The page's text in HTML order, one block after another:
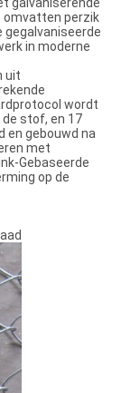
galvaniserende
omvatten perzik
gegalvaniseerde
in moderne
uit
wordt
de stof, en 17
en gebouwd na
met
Gebaseerde
op de